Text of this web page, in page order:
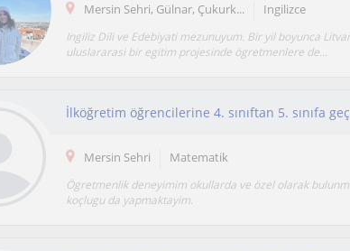
Mersin Sehri, Gülnar, Çukurk... Ingilizce
Ingiliz Dili ve Edebiyati mezunuyum. Bir yil boyunca
uluslararasi bir egitim projesinde ögretmenlere de...
Mersin Sehri Matematik
Ögretmenlik deneyimim okullarda ve özel olarak
koçlugu da yapmaktayim.